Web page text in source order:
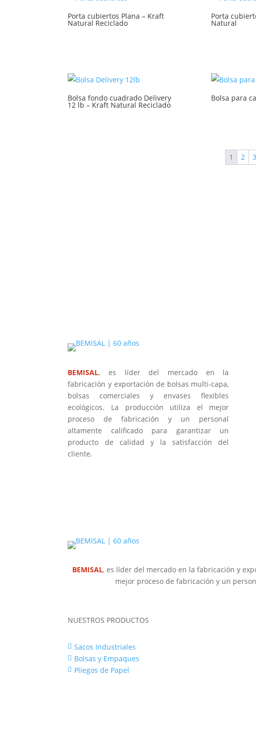
Porta cubiertos Plana – Kraft
Natural Reciclado
Porta
Natural
Bolsa fondo cuadrado Delivery
12 lb – Kraft Natural Reciclado
Bolsa para
1 2 3
BEMISAL, es líder del mercado en la
fabricación y exportación de bolsas multi-capa,
bolsas comerciales y envases flexibles
ecológicos. La producción utiliza el mejor
proceso de fabricación y un personal
altamente calificado para garantizar un
producto de calidad y la satisfacción del
cliente.
BEMISAL, es líder del mercado en la fabricación y
mejor proceso de fabricación y un
NUESTROS PRODUCTOS
 Sacos Industriales
 Bolsas y Empaques
 Pliegos de Papel